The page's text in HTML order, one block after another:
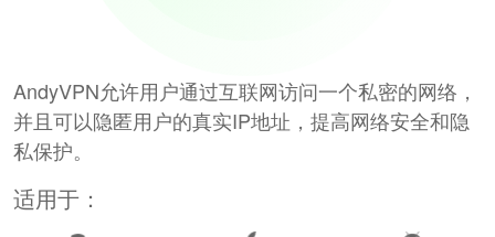
AndyVPN允许用户通过互联网访问一个私密的网络，
并且可以隐匿用户的真实IP地址，提高网络安全和隐
私保护。
适用于：